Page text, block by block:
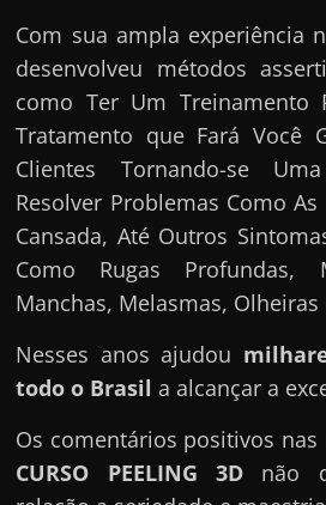
Com sua ampla experiência
desenvolveu métodos
como Ter Um Treinamento
Tratamento que Fará Você
Clientes Tornando-se
Resolver Problemas Como As
Cansada, Até Outros
Como Rugas Profundas,
Manchas, Melasmas, Olheiras
Nesses anos ajudou
todo o Brasil a alcançar a
Os comentários positivos
CURSO PEELING 3D não